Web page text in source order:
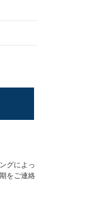
グによっ
をご連絡